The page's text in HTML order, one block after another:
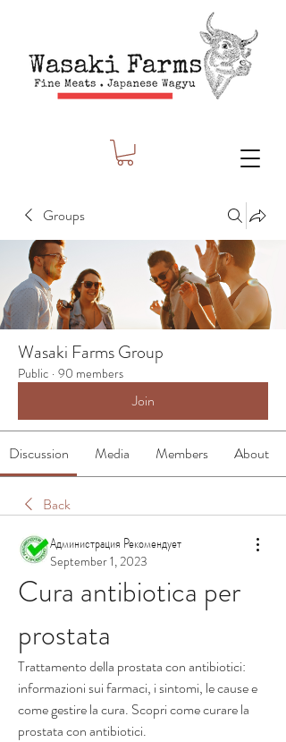
Groups
Wasaki Farms Group
Public · 90 members
Join
Discussion Media Members About
Back
Администрация Рекомендует
September 1, 2023
Cura antibiotica per
prostata
Trattamento della prostata con antibiotici:
informazioni sui farmaci, i sintomi, le cause e
come gestire la cura. Scopri come curare la
prostata con antibiotici.